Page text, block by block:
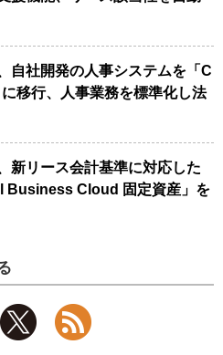
自社開発の人事システムを「C
移行、人事業務を標準化し法
新リース会計基準に対応した
Business Cloud 固定資産」を